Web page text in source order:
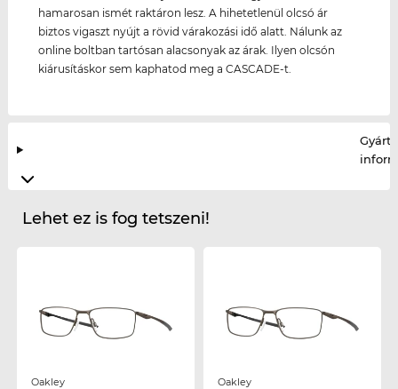
hamarosan ismét raktáron lesz. A hihetetlenül olcsó ár
biztos vigaszt nyújt a rövid várakozási idő alatt. Nálunk az
online boltban tartósan alacsonyak az árak. Ilyen olcsón
kiárusításkor sem kaphatod meg a CASCADE-t.
Lehet ez is fog tetszeni!
Oakley Oakley